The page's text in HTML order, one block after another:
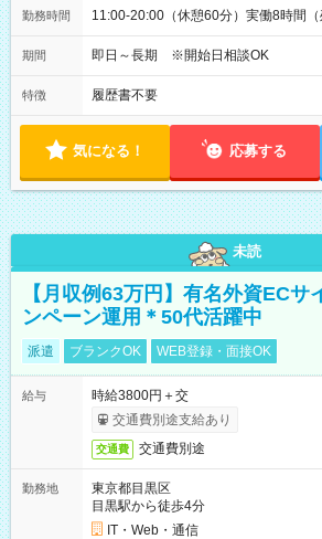
勤務時間 11:00-20:00（休憩60分）実働8時間（
期間 即日～長期 ※開始日相談OK
特徴 履歴書不要
気になる！ 応募する
未読
【月収例63万円】有名外資ECサ
ンペーン運用＊50代活躍中
派遣 ブランクOK WEB登録・面接OK
給与
時給3800円＋交
交通費別途支給あり
交通費 交通費別途
勤務地
東京都目黒区
目黒駅から徒歩4分
IT・Web・通信